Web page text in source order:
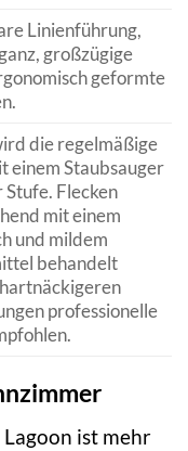
Linienführung,
großzügige
geformte
die regelmäßige
einem Staubsauger
Flecken
mit einem
und mildem
behandelt
professionelle
ist mehr